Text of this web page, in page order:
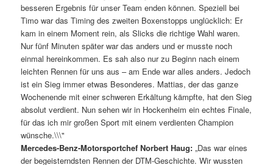
besseren Ergebnis für unser Team enden können. Speziell bei
Timo war das Timing des zweiten Boxenstopps unglücklich: Er
kam in einem Moment rein, als Slicks die richtige Wahl waren.
Nur fünf Minuten später war das anders und er musste noch
einmal hereinkommen. Es sah also nur zu Beginn nach einem
leichten Rennen für uns aus – am Ende war alles anders. Jedoch
ist ein Sieg immer etwas Besonderes. Mattias, der das ganze
Wochenende mit einer schweren Erkältung kämpfte, hat den Sieg
absolut verdient. Nun sehen wir in Hockenheim ein echtes Finale,
für das ich mir großen Sport mit einem verdienten Champion
wünsche.\\\"
Mercedes-Benz-Motorsportchef Norbert Haug: „Das war eines
der begeisterndsten Rennen der DTM-Geschichte. Wir wussten